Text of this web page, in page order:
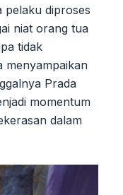
pelaku diproses
niat orang tua
tidak
menyampaikan
Prada
momentum
dalam